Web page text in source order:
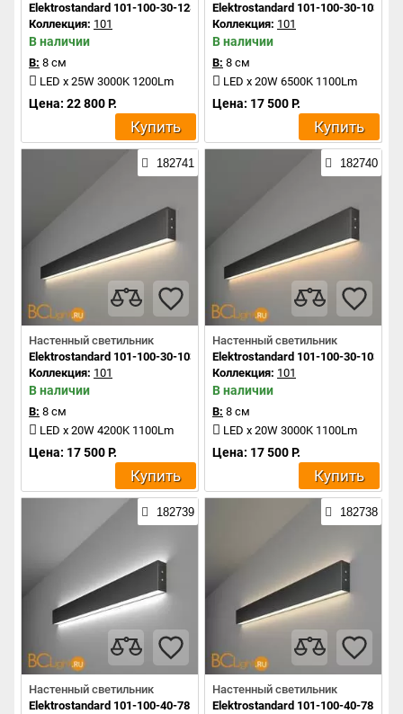
Elektrostandard 101-100-30-128 a042933
Коллекция: 101
В наличии
В: 8 см
LED x 25W 3000K 1200Lm
Цена: 22 800 Р.
Купить
Elektrostandard 101-100-30-103
Коллекция: 101
В наличии
В: 8 см
LED x 20W 6500K 1100Lm
Цена: 17 500 Р.
Купить
182741
Настенный светильник
Elektrostandard 101-100-30-103 a042930
Коллекция: 101
В наличии
В: 8 см
LED x 20W 4200K 1100Lm
Цена: 17 500 Р.
Купить
182740
Настенный светильник
Elektrostandard 101-100-30-103
Коллекция: 101
В наличии
В: 8 см
LED x 20W 3000K 1100Lm
Цена: 17 500 Р.
Купить
182739
Настенный светильник
Elektrostandard 101-100-40-78 a042928
182738
Настенный светильник
Elektrostandard 101-100-40-78